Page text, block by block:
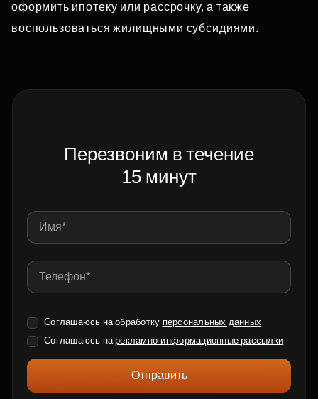
оформить ипотеку или рассрочку, а также
воспользоваться жилищными субсидиями.
Перезвоним в течение
15 минут
Соглашаюсь на обработку персональных данных
Соглашаюсь нарекламно-информационные рассылки
Отправить